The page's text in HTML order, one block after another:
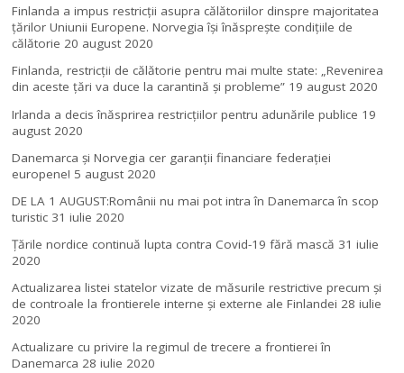
Finlanda a impus restricţii asupra călătoriilor dinspre majoritatea
ţărilor Uniunii Europene. Norvegia își înăsprește condițiile de
călătorie 20 august 2020
Finlanda, restricţii de călătorie pentru mai multe state: „Revenirea
din aceste ţări va duce la carantină şi probleme” 19 august 2020
Irlanda a decis înăsprirea restricțiilor pentru adunările publice 19
august 2020
Danemarca și Norvegia cer garanții financiare federației
europene! 5 august 2020
DE LA 1 AUGUST:Românii nu mai pot intra în Danemarca în scop
turistic 31 iulie 2020
Țările nordice continuă lupta contra Covid-19 fără mască 31 iulie
2020
Actualizarea listei statelor vizate de măsurile restrictive precum și
de controale la frontierele interne și externe ale Finlandei 28 iulie
2020
Actualizare cu privire la regimul de trecere a frontierei în
Danemarca 28 iulie 2020